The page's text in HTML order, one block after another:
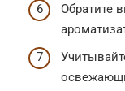
Обратите